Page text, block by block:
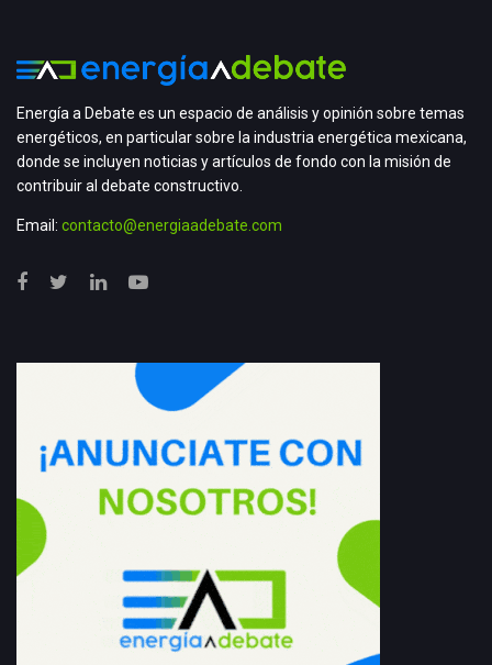
Energía a Debate es un espacio de análisis y opinión sobre temas
energéticos, en particular sobre la industria energética mexicana,
donde se incluyen noticias y artículos de fondo con la misión de
contribuir al debate constructivo.
Email: contacto@energiaadebate.com